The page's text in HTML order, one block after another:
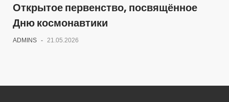
Открытое первенство, посвящённое
Дню космонавтики
ADMINS - 21.05.2026